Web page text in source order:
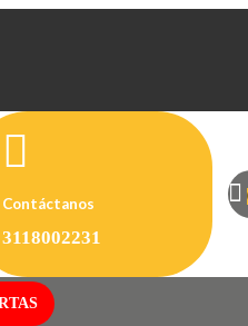

Contáctanos
3118002231